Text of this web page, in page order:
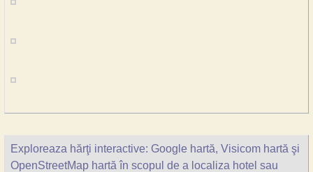
Exploreaza hărţi interactive: Google hartă, Visicom hartă şi
OpenStreetMap hartă în scopul de a localiza hotel sau